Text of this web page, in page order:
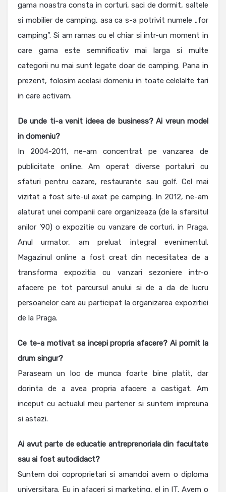
gama noastra consta in corturi, saci de dormit, saltele
si mobilier de camping, asa ca s-a potrivit numele „for
camping”. Si am ramas cu el chiar si intr-un moment in
care gama este semnificativ mai larga si multe
categorii nu mai sunt legate doar de camping. Pana in
prezent, folosim acelasi domeniu in toate celelalte tari
in care activam.
De unde ti-a venit ideea de business? Ai vreun model
in domeniu?
In 2004-2011, ne-am concentrat pe vanzarea de
publicitate online. Am operat diverse portaluri cu
sfaturi pentru cazare, restaurante sau golf. Cel mai
vizitat a fost site-ul axat pe camping. In 2012, ne-am
alaturat unei companii care organizeaza (de la sfarsitul
anilor ’90) o expozitie cu vanzare de corturi, in Praga.
Anul urmator, am preluat integral evenimentul.
Magazinul online a fost creat din necesitatea de a
transforma expozitia cu vanzari sezoniere intr-o
afacere pe tot parcursul anului si de a da de lucru
persoanelor care au participat la organizarea expozitiei
de la Praga.
Ce te-a motivat sa incepi propria afacere? Ai pornit la
drum singur?
Paraseam un loc de munca foarte bine platit, dar
dorinta de a avea propria afacere a castigat. Am
inceput cu actualul meu partener si suntem impreuna
si astazi.
Ai avut parte de educatie antreprenoriala din facultate
sau ai fost autodidact?
Suntem doi coproprietari si amandoi avem o diploma
universitara. Eu in afaceri si marketing, el in IT. Avem o